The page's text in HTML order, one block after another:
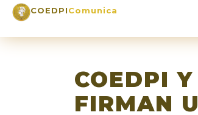
COEDPIComunica
COEDPI
FIRMAN